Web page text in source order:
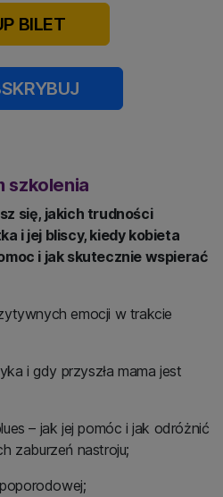
BILET
szkolenia
się, jakich trudności
i jej bliscy, kiedy kobieta
i jak skutecznie wspierać
emocji w trakcie
i gdy przyszła mama jest
– jak jej pomóc i jak odróżnić
zaburzeń nastroju;